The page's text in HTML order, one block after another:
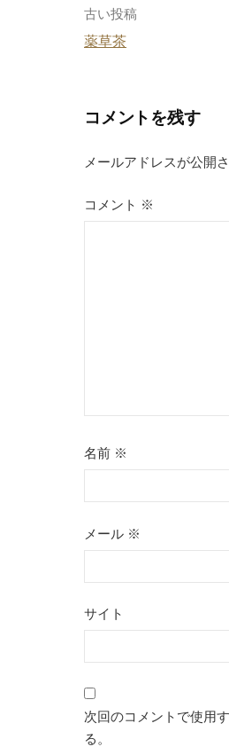
o
k
投
稿
ビ
ゲ
ー
古い投稿
薬草茶
コメントを残す
メールアドレスが公開
コメント ※
名前 ※
メール ※
サイト
次回のコメントで使用
る。